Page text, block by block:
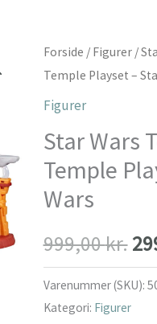
Forside / Figurer/
Temple Playset –
Figurer
Star Wars
Temple
Wars
999,00kr.
Varenummer (SKU):
Kategori: Figurer